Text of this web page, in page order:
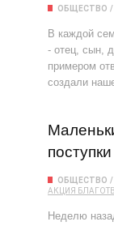
ОБЩЕСТВО
В каждой
- отец, сын,
примером
создали
поступки
ОБЩЕСТВО
АКЦИЯ
Неделю